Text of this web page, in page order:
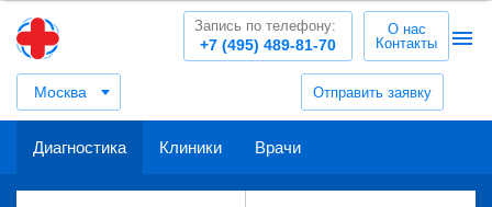
Москва Отправить заявку
+7 (495) 489-81-70
Запись по телефону:
О нас
Контакты
Диагностика Клиники Врачи